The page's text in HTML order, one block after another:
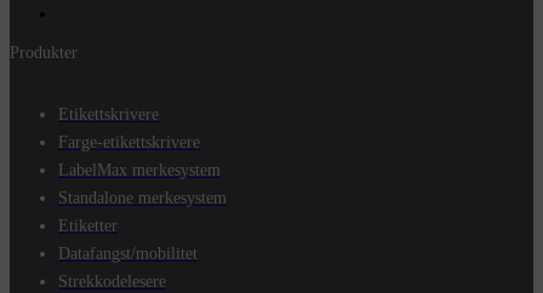
Produkter
Etikettskrivere
Farge-etikettskrivere
LabelMax merkesystem
Standalone merkesystem
Etiketter
Datafangst/mobilitet
Strekkodelesere